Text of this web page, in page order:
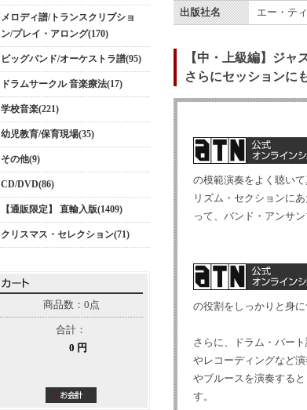
メロディ譜/トランスクリプショ
ン/プレイ・アロング(170)
ビッグバンド/オーケストラ譜(95)
ドラムサークル 音楽療法(17)
学校音楽(221)
幼児教育/保育現場(35)
その他(9)
CD/DVD(86)
【通販限定】 直輸入版(1409)
クリスマス・セレクション(71)
商品数：0点
合計：
0 円
出版社名 エー・テ
【中・上級編】ジ
さらにセッションに
の模範演奏をよく聴い
リズム・セクションに
って、バンド・アンサ
の役割をしっかりと身に
さらに、ドラム・パー
やレコーディングなど
やブルースを演奏する
す。